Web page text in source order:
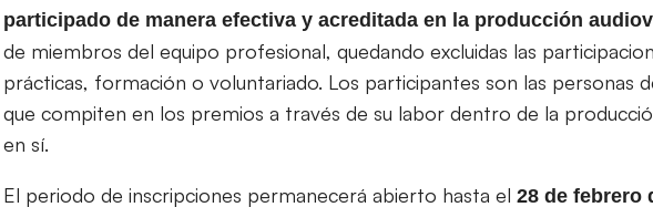
participado de manera efectiva y acreditada en la producción
de miembros del equipo profesional, quedando excluidas las
prácticas, formación o voluntariado. Los participantes son las personas
que compiten en los premios a través de su labor dentro de la
en sí.
El periodo de inscripciones permanecerá abierto hasta el 28 de febrero